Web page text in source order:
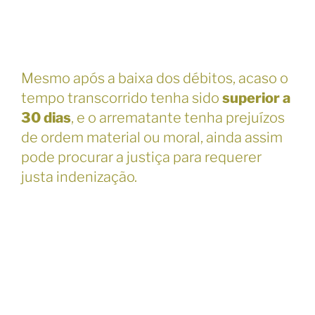
Mesmo após a baixa dos débitos, acaso o
tempo transcorrido tenha sido superior a
30 dias, e o arrematante tenha prejuízos
de ordem material ou moral, ainda assim
pode procurar a justiça para requerer
justa indenização.